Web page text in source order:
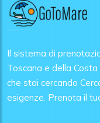
Il sistema di
Toscana e della
che stai cercando
esigenze. Prenota il